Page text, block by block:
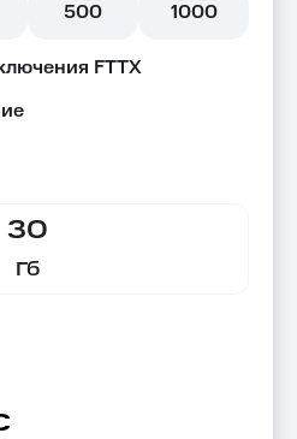
500 1000
FTTX
30
Гб